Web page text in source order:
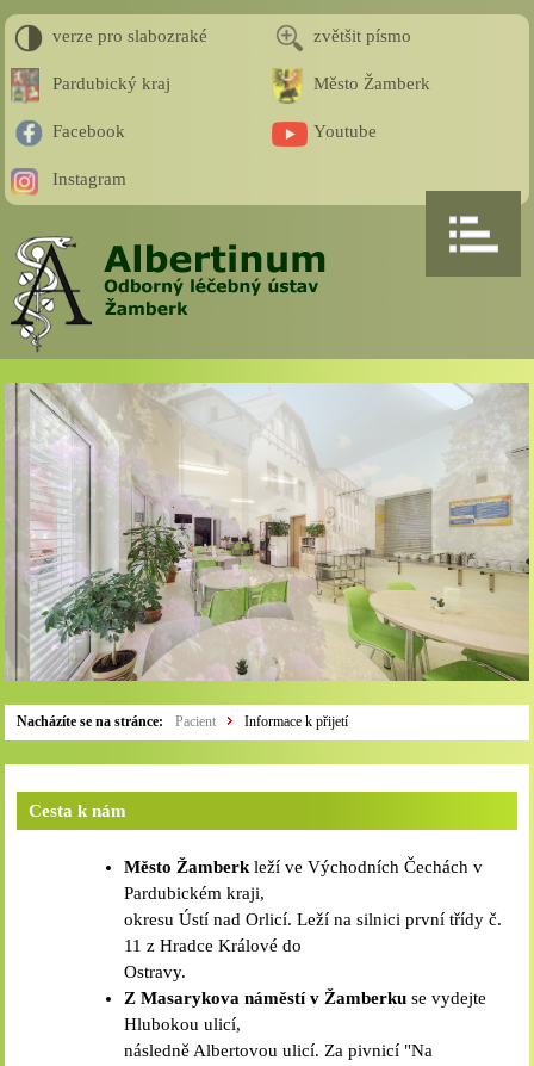
verze pro slabozraké zvětšit písmo
Pardubický kraj Město Žamberk
Facebook Youtube
Instagram
Nacházíte se na stránce: Pacient Informace k přijetí
Cesta k nám
Město Žamberk leží ve Východních Čechách v
Pardubickém kraji,
okresu Ústí nad Orlicí. Leží na silnici první třídy č.
11 z Hradce Králové do
Ostravy.
Z Masarykova náměstí v Žamberku se vydejte
Hlubokou ulicí,
následně Albertovou ulicí. Za pivnicí "Na